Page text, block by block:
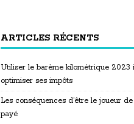
ARTICLES RÉCENTS
Utiliser le barème kilométrique 2023
optimiser ses impôts
Les conséquences d’être le joueur
payé